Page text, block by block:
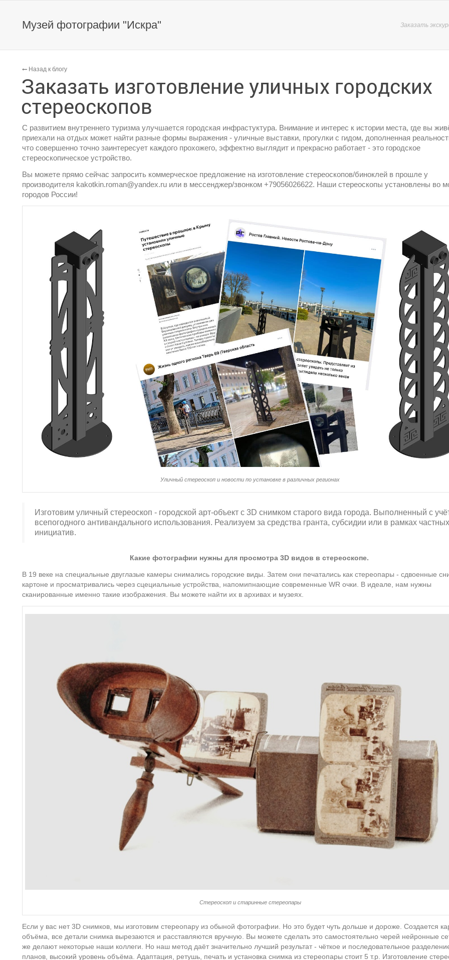
Музей фотографии "Искра" Заказать
Назад к блогу
Заказать изготовление уличных городских
стереоскопов
С развитием внутреннего туризма улучшается городская инфрастуктура. Внимание и интерес к истории места, где вы
приехали на отдых может найти разные формы выражения - уличные выставки, прогулки с гидом, дополненная
что совершенно точно заинтересует каждого прохожего, эффектно выглядит и прекрасно работает - это городское
стереоскопическое устройство.
Вы можете прямо сейчас запросить коммерческое предложение на изготовление стереоскопов/биноклей в прошле у
производителя kakotkin.roman@yandex.ru или в мессенджер/звонком +79056026622. Наши стереоскопы установлены во
городов России!
Уличный стереоскоп и новости по установке в различных регионах
Изготовим уличный стереоскоп - городской арт-объект с 3D снимком старого вида города. Выполненный с
всепогодного антивандального использования. Реализуем за средства гранта, субсидии или в рамках частных
инициатив.
Какие фотографии нужны для просмотра 3D видов в стереоскопе.
В 19 веке на специальные двуглазые камеры снимались городские виды. Затем они печатались как стереопары - сдвоенные
картоне и просматривались через сцециальные устройства, напомипнающие современные WR очки. В идеале, нам нужны
сканированные именно такие изображения. Вы можете найти их в архивах и музеях.
Стереоскоп и старинные стереопары
Если у вас нет 3D снимков, мы изготовим стереопару из обыной фотографии. Но это будет чуть дольше и дороже. Создается
объёма, все детали снимка вырезаются и расставляются вручную. Вы можете сделать это самостоятельно черей нейронные
же делают некоторые наши коллеги. Но наш метод даёт значительно лучший результат - чёткое и последовательное
планов, высокий уровень объёма. Адаптация, ретушь, печать и установка снимка из стереопары стоит 5 т.р. Изготовление